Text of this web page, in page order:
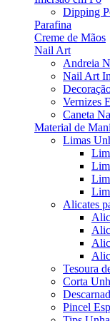
Dipping
Parafina
Creme de Mãos
Nail Art
Andreia
Nail Art
Vernizes
Caneta
Material de
Limas
Alicates
Tesoura
Corta
Pincel